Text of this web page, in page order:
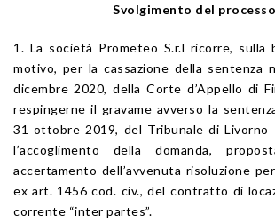
Svolgimento del processo
1. La società Prometeo S.r.l ricorre, sulla
motivo, per la cassazione della sentenza
dicembre 2020, della Corte d’Appello di
respingerne il gravame avverso la
31 ottobre 2019, del Tribunale di Livorno
l’accoglimento della domanda,
accertamento dell’avvenuta risoluzione
ex art. 1456 cod. civ., del contratto di
corrente “inter partes”.